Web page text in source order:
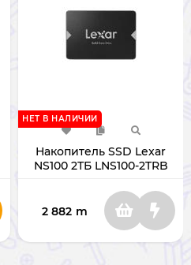
Накопитель SSD Lexar
NS100 2ТБ LNS100-2TRB
НЕТ В НАЛИЧИИ
2 882 m